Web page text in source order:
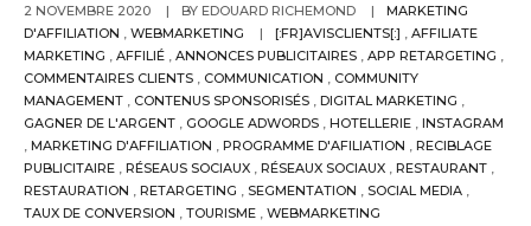
2 NOVEMBRE 2020 BY EDOUARD RICHEMOND
MARKETING
D'AFFILIATION , WEBMARKETING [:FR]AVISCLIENTS[:] , AFFILIATE
MARKETING , AFFILIÉ , ANNONCES PUBLICITAIRES , APP RETARGETING ,
COMMENTAIRES CLIENTS , COMMUNICATION , COMMUNITY
MANAGEMENT , CONTENUS SPONSORISÉS , DIGITAL MARKETING ,
GAGNER DE L'ARGENT , GOOGLE ADWORDS , HOTELLERIE , INSTAGRAM
, MARKETING D'AFFILIATION , PROGRAMME D'AFILIATION , RECIBLAGE
PUBLICITAIRE , RÉSEAUS SOCIAUX , RÉSEAUX SOCIAUX , RESTAURANT ,
RESTAURATION , RETARGETING , SEGMENTATION , SOCIAL MEDIA ,
TAUX DE CONVERSION , TOURISME , WEBMARKETING